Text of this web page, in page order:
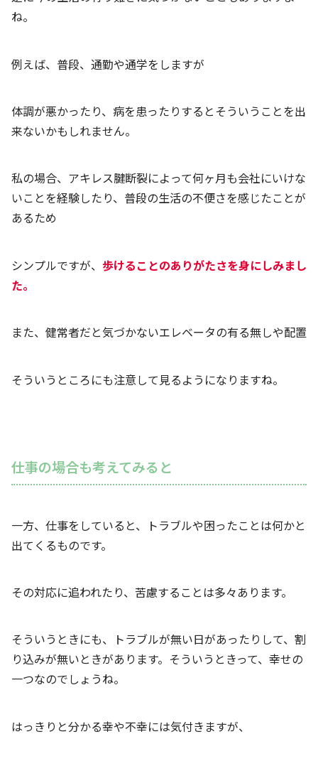
ね。
例えば、普段、通勤や通学をしますが
体調が悪かったり、病を患ったりするとそういうことを出
来ないかもしれません。
私の場合、アキレス腱断裂によって何ヶ月も会社にいけな
いことを経験したり、普段の生活の不便さを感じたことが
あるため
シンプルですが、 歩けることのありがたさを身にしみまし
た。
また、健常者だと気づかないエレベータの有る無しや配置
そういうところにも注意して見るようになりますね。
仕事の場合も考えてみると
一方、仕事をしていると、トラブルや困ったことは何かと
出てくるものです。
その対応に追われたり、苦慮することは多々あります。
そういうときにも、トラブルが無い日があったりして、割
り込みが無いときがあります。そういうときって、幸せの
一つなのでしょうね。
はっきりと分かる幸や不幸には気付きますが、